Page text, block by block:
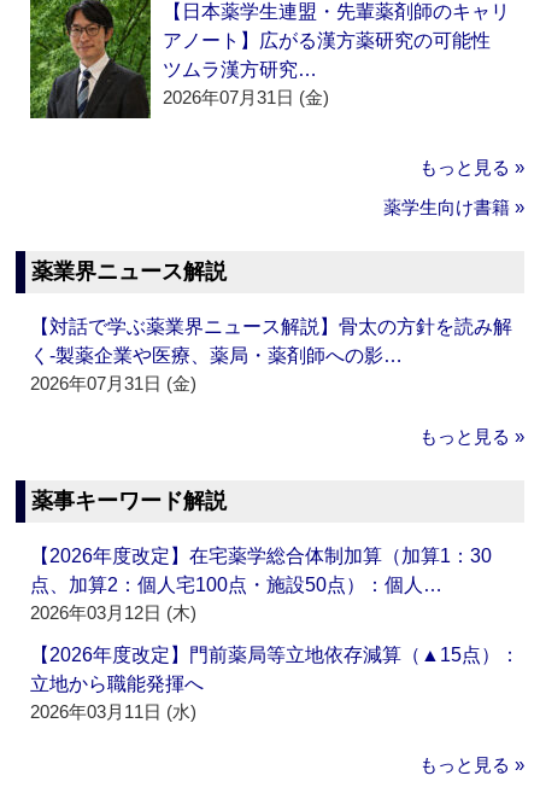
【日本薬学生連盟・先輩薬剤師のキャリ
アノート】広がる漢方薬研究の可能性
ツムラ漢方研究…
2026年07月31日 (金)
もっと見る »
薬学生向け書籍 »
薬業界ニュース解説
【対話で学ぶ薬業界ニュース解説】骨太の方針を読み解
く‐製薬企業や医療、薬局・薬剤師への影…
2026年07月31日 (金)
もっと見る »
薬事キーワード解説
【2026年度改定】在宅薬学総合体制加算（加算1：30
点、加算2：個人宅100点・施設50点）：個人…
2026年03月12日 (木)
【2026年度改定】門前薬局等立地依存減算（▲15点）：
立地から職能発揮へ
2026年03月11日 (水)
もっと見る »